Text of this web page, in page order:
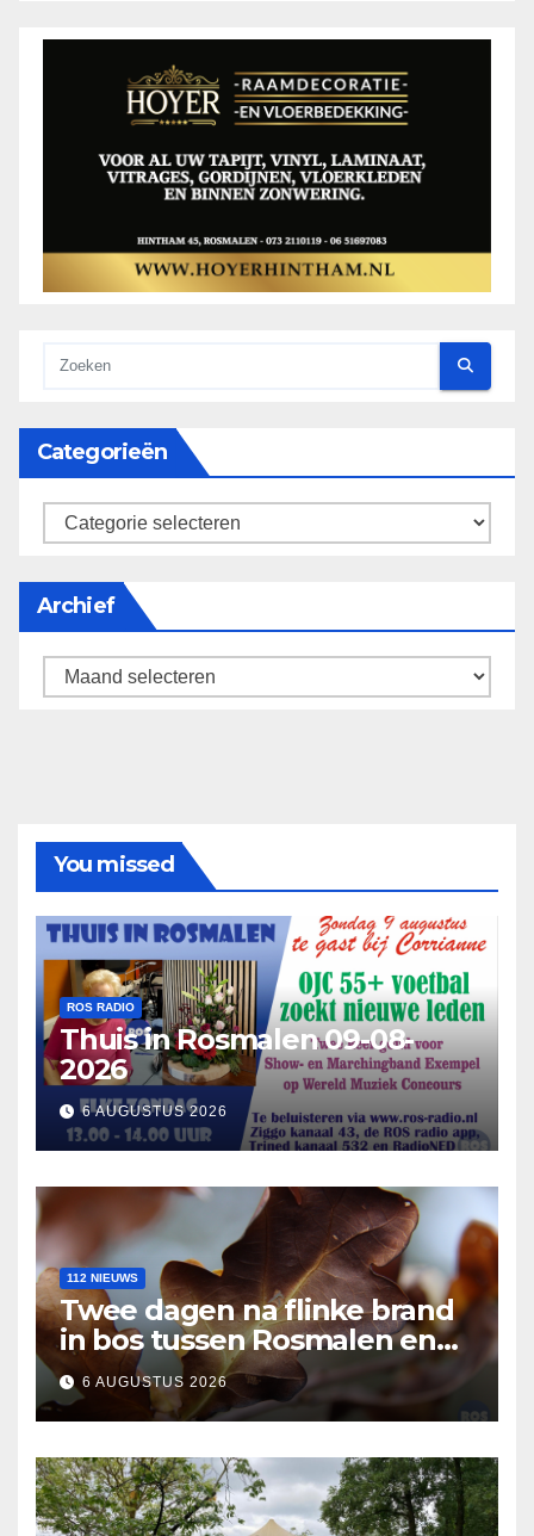
Categorieën
categorieën
Archief
Archief
You missed
ROS RADIO
Thuis in Rosmalen 09-08-
2026
6 AUGUSTUS 2026
112 NIEUWS
Twee dagen na flinke brand
in bos tussen Rosmalen en
Nuland
6 AUGUSTUS 2026